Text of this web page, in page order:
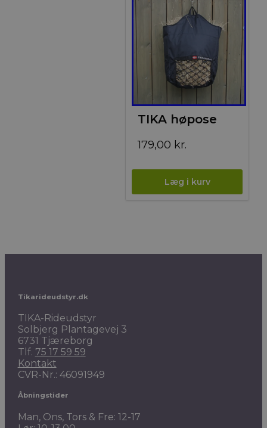
TIKA høpose
179,00 kr.
Tikarideudstyr.dk
TIKA-Rideudstyr
Solbjerg Plantagevej 3
6731 Tjæreborg
Tlf. 75 17 59 59
Kontakt
CVR-Nr.: 46091949
Åbningstider
Man, Ons, Tors & Fre: 12-17